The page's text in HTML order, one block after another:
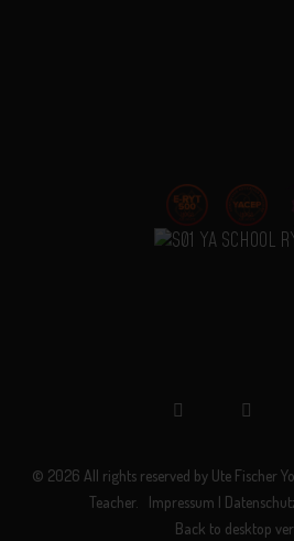
© 2026 All rights reserved by Ute Fischer
Teacher.
Impressum |
Back to desktop